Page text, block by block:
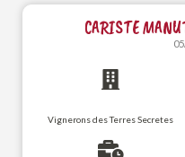
CARISTE
Vignerons des Terres Secretes